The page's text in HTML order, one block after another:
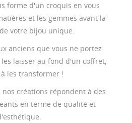
forme d'un croquis en vous
et les gemmes avant la
votre bijou unique.
anciens que vous ne portez
laisser au fond d'un coffret,
les transformer !
nos créations répondent à des
en terme de qualité et